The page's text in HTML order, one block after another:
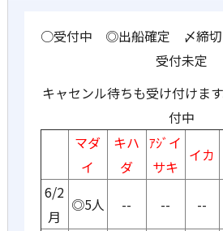
○受付中 ◎出船確定 〆締
受付未定
キャセンル待ちも受け付けま
付中
マダ
イ
キハ
ダ
ｱｼﾞイ
サキ
イカ
6/2
月
◎5人 -- -- --